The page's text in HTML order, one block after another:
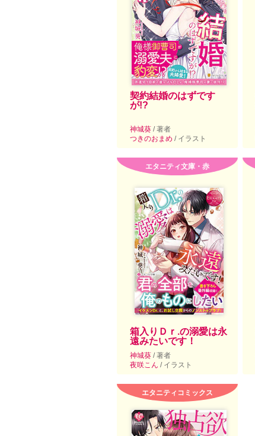
契約結婚のはずです
が!?
神城葵 / 著者
つきのおまめ / イラスト
エタニティ文庫・赤
箱入りＤｒ.の溺愛は永
遠みたいです！
神城葵 / 著者
夜咲こん / イラスト
エタニティコミックス